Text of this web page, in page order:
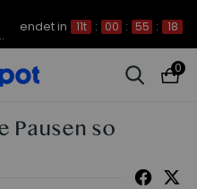
endet in 11t : 00 : 55 : 18
0
Pausen so